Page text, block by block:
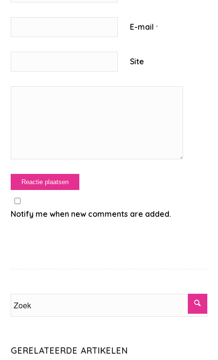
E-mail*
Site
Notify me when new comments are added.
GERELATEERDE ARTIKELEN